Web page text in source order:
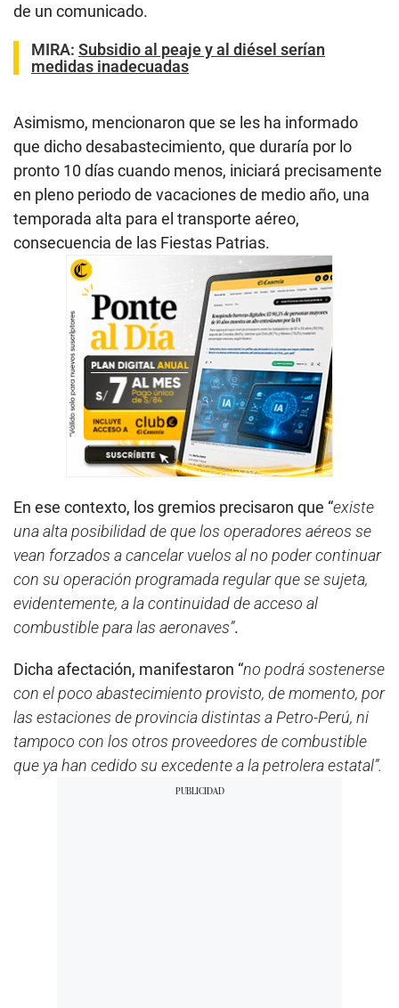
de un comunicado.
MIRA: Subsidio al peaje y al diésel serían
medidas inadecuadas
Asimismo, mencionaron que se les ha informado
que dicho desabastecimiento, que duraría por lo
pronto 10 días cuando menos, iniciará precisamente
en pleno periodo de vacaciones de medio año, una
temporada alta para el transporte aéreo,
consecuencia de las Fiestas Patrias.
En ese contexto, los gremios precisaron que “existe
una alta posibilidad de que los operadores aéreos se
vean forzados a cancelar vuelos al no poder continuar
con su operación programada regular que se sujeta,
evidentemente, a la continuidad de acceso al
combustible para las aeronaves”.
Dicha afectación, manifestaron “no podrá sostenerse
con el poco abastecimiento provisto, de momento, por
las estaciones de provincia distintas a Petro-Perú, ni
tampoco con los otros proveedores de combustible
que ya han cedido su excedente a la petrolera estatal”.